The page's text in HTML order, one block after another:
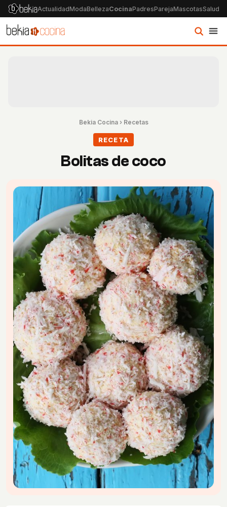
ActualidadModaBellezaCocinaPadresParejaMascotasSalud
Bekia Cocina› Recetas
RECETA
Bolitas de coco